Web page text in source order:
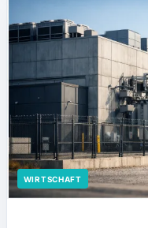
WIRTSCHAFT